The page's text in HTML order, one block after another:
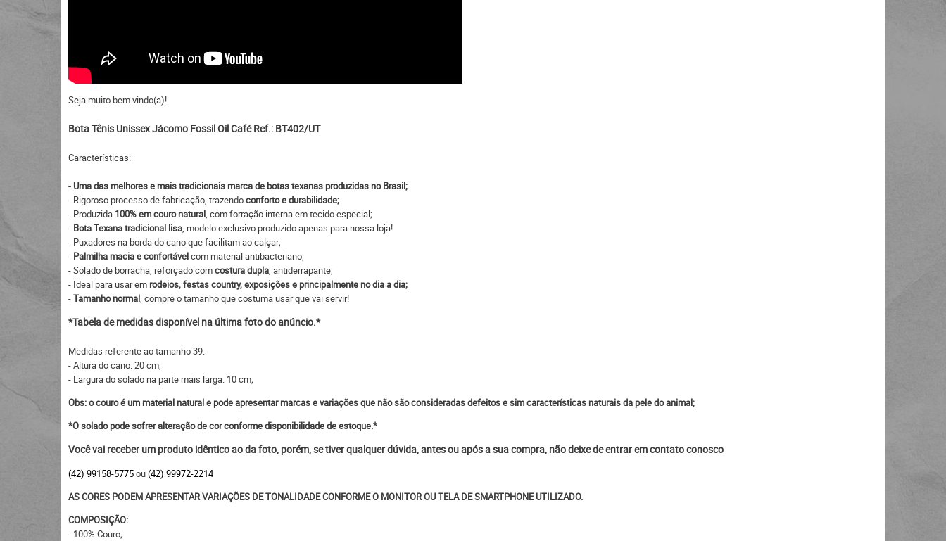
Seja muito bem vindo(a)!
Bota Tênis Unissex Jácomo Fossil Oil Café Ref.: BT402/UT
Características:
- Uma das melhores e mais tradicionais marca de botas texanas produzidas no Brasil;
- Rigoroso processo de fabricação, trazendoconforto e durabilidade;
- Produzida 100% em couro natural, com forração interna em tecido especial;
- Bota Texana tradicional lisa, modelo exclusivo produzido apenas para nossa loja!
- Puxadores na borda do cano que facilitam ao calçar;
- Palmilha macia e confortávelcom material antibacteriano;
- Solado de borracha, reforçado comcostura dupla, antiderrapante;
- Ideal para usar em rodeios, festas country, exposições e principalmente no dia a dia;
-Tamanho normal, compre o tamanho que costuma usar que vai servir!
*Tabela de medidas disponível na última foto do anúncio.*
Medidas referente ao tamanho 39:
- Altura do cano: 20 cm;
- Largura do solado na parte mais larga: 10 cm;
Obs: o couro é um material natural e pode apresentar marcas e variações que não são consideradas defeitos e sim características naturais da pele do animal;
*O solado pode sofrer alteração de cor conforme disponibilidade de estoque.*
Você vai receber um produto idêntico ao da foto, porém, se tiver qualquer dúvida, antes ou após a sua compra, não deixe de entrar em contato conosco
(42) 99158-5775ou(42) 99972-2214
AS CORES PODEM APRESENTAR VARIAÇÕES DE TONALIDADE CONFORME O MONITOR OU TELA DE SMARTPHONE UTILIZADO.
COMPOSIÇÃO:
- 100% Couro;